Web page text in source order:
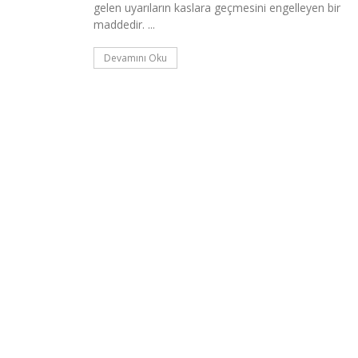
gelen uyarıların kaslara geçmesini engelleyen bir
maddedir. ...
Devamını Oku
SAĞLIKLI KILO